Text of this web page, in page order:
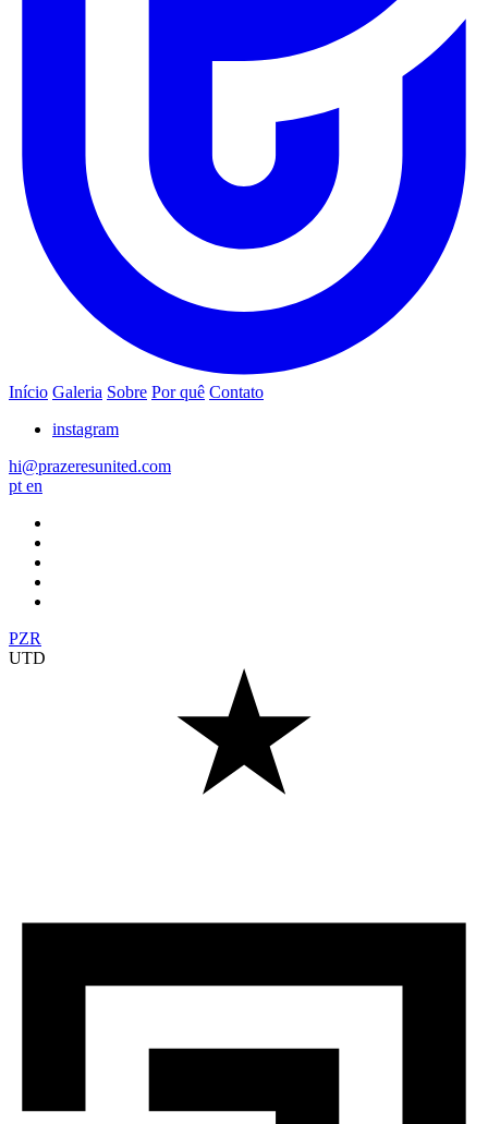
Início Galeria Sobre Por quê Contato
instagram
hi@prazeresunited.com
pt en
PZR
UTD